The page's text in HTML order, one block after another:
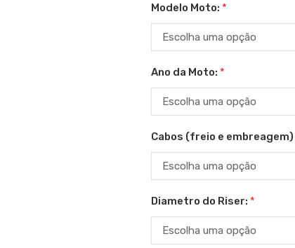
Modelo Moto: *
Ano da Moto: *
Cabos (freio e
Diametro do Riser: *